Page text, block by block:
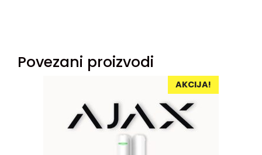
Povezani proizvodi
AKCIJA!